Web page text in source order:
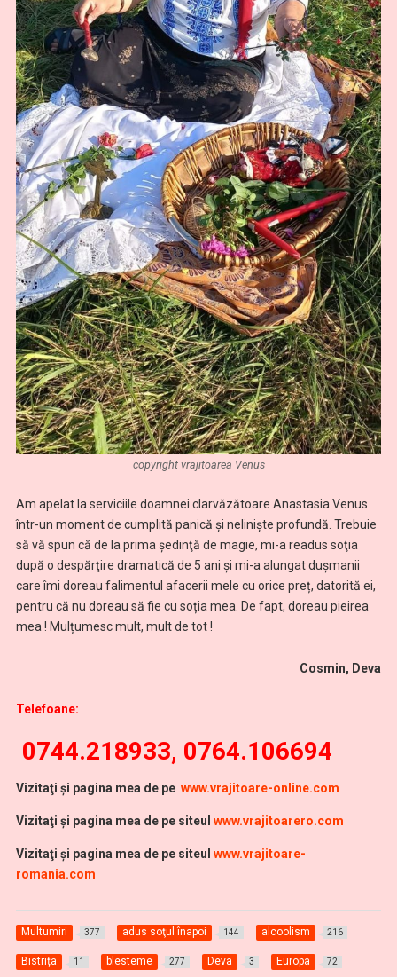
copyright vrajitoarea Venus
Am apelat la serviciile doamnei clarvăzătoare Anastasia Venus
într-un moment de cumplită panică și neliniște profundă. Trebuie
să vă spun că de la prima şedinţă de magie, mi-a readus soţia
după o despărţire dramatică de 5 ani şi mi-a alungat dușmanii
care îmi doreau falimentul afacerii mele cu orice preț, datorită ei,
pentru că nu doreau să fie cu soția mea. De fapt, doreau pieirea
mea ! Mulțumesc mult, mult de tot !
Cosmin, Deva
Telefoane:
0744.218933, 0764.106694
Vizitaţi şi pagina mea de pe www.vrajitoare-online.com
Vizitaţi şi pagina mea de pe siteul www.vrajitoarero.com
Vizitaţi şi pagina mea de pe siteul www.vrajitoare-
romania.com
Multumiri 377 adus soţul înapoi 144 alcoolism 216
Bistrița 11 blesteme 277 Deva 3 Europa 72